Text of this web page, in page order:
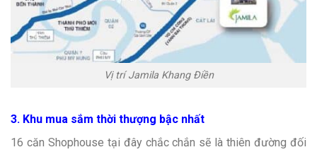
Vị trí Jamila Khang Điền
3. Khu mua sắm thời thượng bậc nhất
16 căn Shophouse tại đây chắc chắn sẽ là thiên đường đối